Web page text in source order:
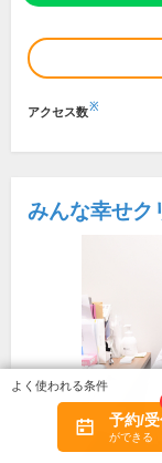
アクセス数※
みんな幸せク
予約/